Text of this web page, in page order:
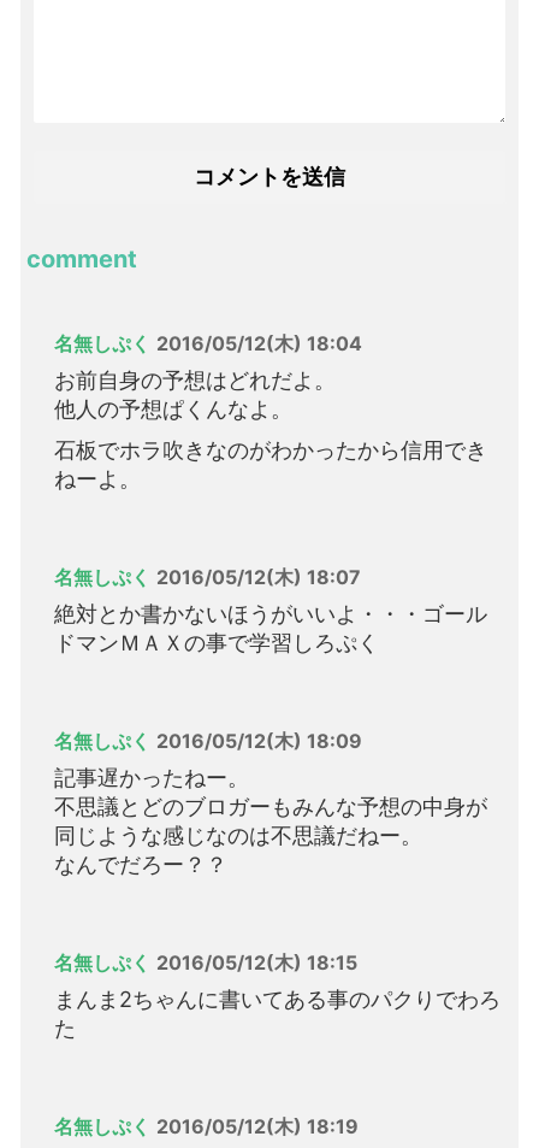
comment
名無しぷく 2016/05/12(木) 18:04
お前自身の予想はどれだよ。
他人の予想ぱくんなよ。
石板でホラ吹きなのがわかったから信用でき
ねーよ。
名無しぷく 2016/05/12(木) 18:07
絶対とか書かないほうがいいよ・・・ゴール
ドマンＭＡＸの事で学習しろぷく
名無しぷく 2016/05/12(木) 18:09
記事遅かったねー。
不思議とどのブロガーもみんな予想の中身が
同じような感じなのは不思議だねー。
なんでだろー？？
名無しぷく 2016/05/12(木) 18:15
まんま2ちゃんに書いてある事のパクりでわろ
た
名無しぷく 2016/05/12(木) 18:19